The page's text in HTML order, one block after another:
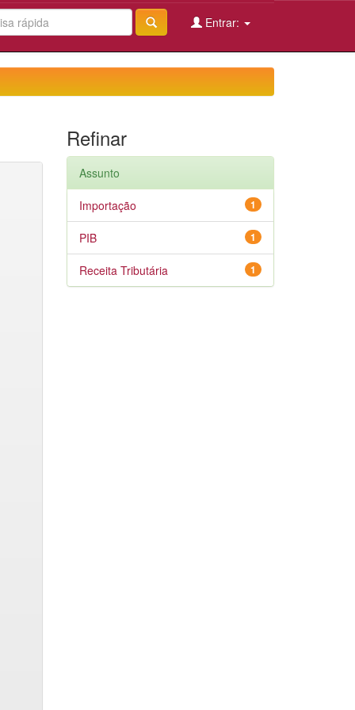
Entrar:
Refinar
Assunto
1
Importação
1
PIB
1
Receita Tributária